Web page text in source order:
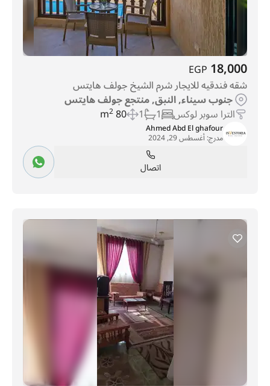
18,000
EGP
شقه فندقيه للايجار شرم الشيخ جولف هايتس
جنوب سيناء, النبق, منتجع جولف هايتس
الترا سوبر لوكس 1
1
80 m
2
Ahmed Abd El ghafour
مدرج:أغسطس 29, 2024
اتصال